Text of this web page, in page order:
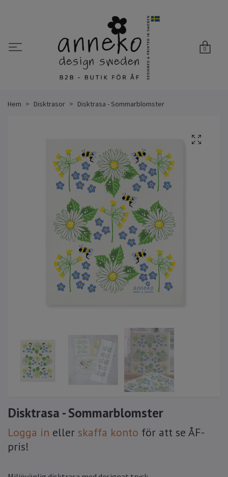
0
Hem Disktrasor Disktrasa - Sommarblomster
Disktrasa - Sommarblomster
Logga in eller skaffa konto för att se ÅF-
pris!